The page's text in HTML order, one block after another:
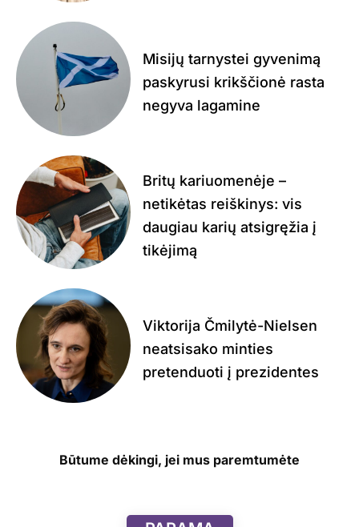
Misijų tarnystei gyvenimą
paskyrusi krikščionė rasta
negyva lagamine
Britų kariuomenėje –
netikėtas reiškinys: vis
daugiau karių atsigręžia į
tikėjimą
Viktorija Čmilytė-Nielsen
neatsisako minties
pretenduoti į prezidentes
Būtume dėkingi, jei mus paremtumėte